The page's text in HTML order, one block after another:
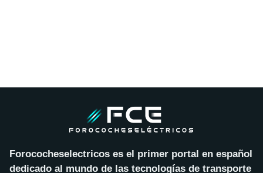
Forococheselectricos es el primer portal en español
dedicado al mundo de las tecnologías de transporte